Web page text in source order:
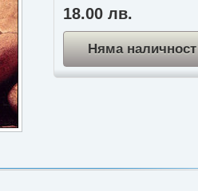
18.00 лв.
Няма наличност